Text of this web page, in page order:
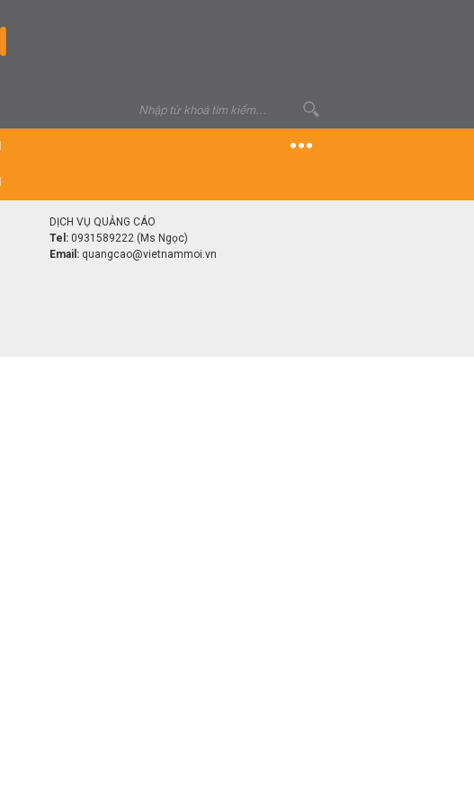
DỊCH VỤ QUẢNG CÁO
Tel: 0931589222 (Ms Ngọc)
Email: quangcao@vietnammoi.vn